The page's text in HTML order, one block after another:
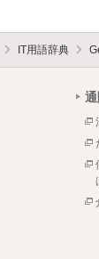
IT用語辞典